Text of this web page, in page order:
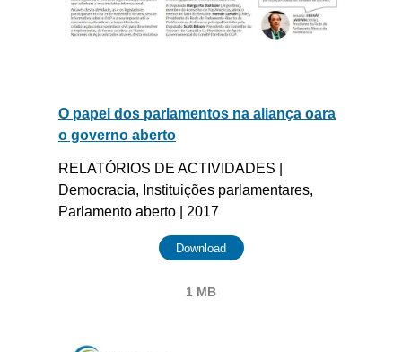
O papel dos parlamentos na aliança oara
o governo aberto
RELATÓRIOS DE ACTIVIDADES |
Democracia, Instituições parlamentares,
Parlamento aberto | 2017
Download
1 MB